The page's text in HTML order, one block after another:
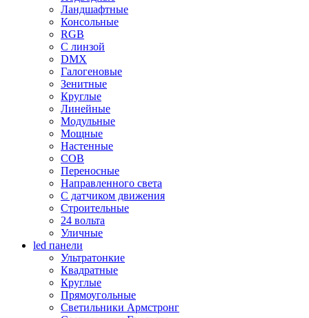
Ландшафтные
Консольные
RGB
С линзой
DMX
Галогеновые
Зенитные
Круглые
Линейные
Модульные
Мощные
Настенные
COB
Переносные
Направленного света
С датчиком движения
Строительные
24 вольта
Уличные
led панели
Ультратонкие
Квадратные
Круглые
Прямоугольные
Светильники Армстронг